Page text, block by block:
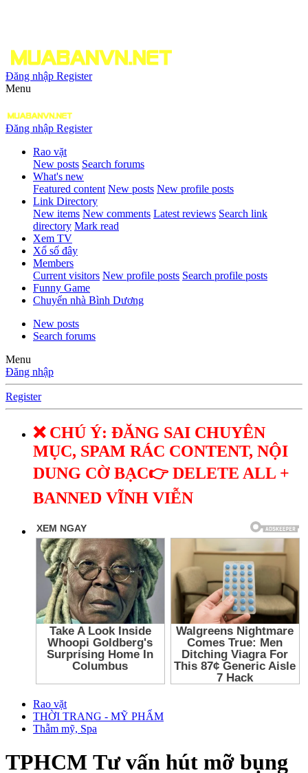
Đăng nhập Register
Menu
Đăng nhập Register
Rao vặt
New posts Search forums
What's new
Featured content New posts New profile posts
Link Directory
New items New comments Latest reviews Search link
directory Mark read
Xem TV
Xổ số đây
Members
Current visitors New profile posts Search profile posts
Funny Game
Chuyển nhà Bình Dương
New posts
Search forums
Menu
Đăng nhập
Register
❌ CHÚ Ý: ĐĂNG SAI CHUYÊN
MỤC, SPAM RÁC CONTENT, NỘI
DUNG CỜ BẠC👉 DELETE ALL +
BANNED VĨNH VIỄN
Rao vặt
THỜI TRANG - MỸ PHẨM
Thẫm mỹ, Spa
TPHCM Tư vấn hút mỡ bụng